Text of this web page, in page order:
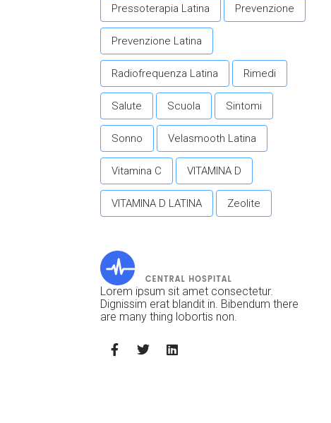
Pressoterapia Latina Prevenzione
Prevenzione Latina
Radiofrequenza Latina Rimedi
Salute Scuola Sintomi
Sonno Velasmooth Latina
Vitamina C VITAMINA D
VITAMINA D LATINA Zeolite
Lorem ipsum sit amet consectetur.
Dignissim erat blandit in. Bibendum there
are many thing lobortis non.